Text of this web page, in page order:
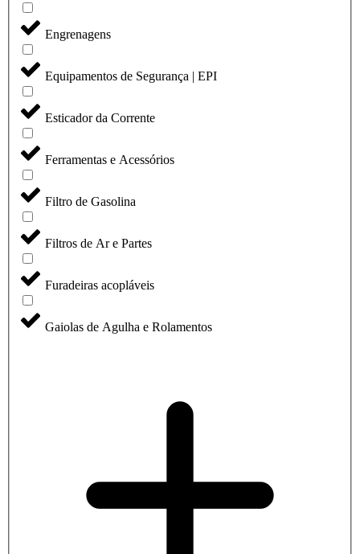
Engrenagens
Equipamentos de Segurança | EPI
Esticador da Corrente
Ferramentas e Acessórios
Filtro de Gasolina
Filtros de Ar e Partes
Furadeiras acopláveis
Gaiolas de Agulha e Rolamentos